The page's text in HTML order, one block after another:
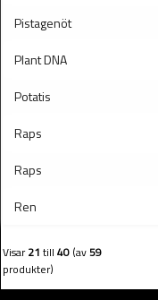
Pistagenöt
Plant DNA
Potatis
Raps
Raps
Ren
Visar21 till 40 (av59
produkter)